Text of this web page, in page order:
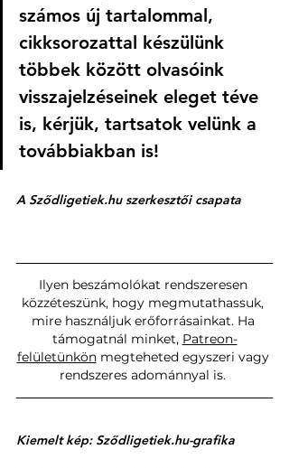
számos új tartalommal,
cikksorozattal készülünk
többek között olvasóink
visszajelzéseinek eleget téve
is, kérjük, tartsatok velünk a
továbbiakban is!
A Sződligetiek.hu szerkesztői csapata
Ilyen beszámolókat rendszeresen
közzéteszünk, hogy megmutathassuk,
mire használjuk erőforrásainkat. Ha
támogatnál minket, Patreon-
felületünkön megteheted egyszeri vagy
rendszeres adománnyal is.
Kiemelt kép: Sződligetiek.hu-grafika